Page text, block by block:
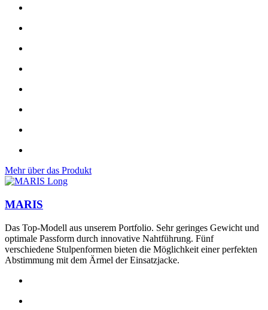
Mehr über das Produkt
MARIS
Das Top-Modell aus unserem Portfolio. Sehr geringes Gewicht und
optimale Passform durch innovative Nahtführung. Fünf
verschiedene Stulpenformen bieten die Möglichkeit einer perfekten
Abstimmung mit dem Ärmel der Einsatzjacke.